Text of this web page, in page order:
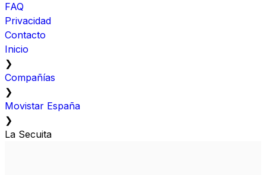
FAQ
Privacidad
Contacto
Inicio
❯
Compañías
❯
Movistar España
❯
La Secuita